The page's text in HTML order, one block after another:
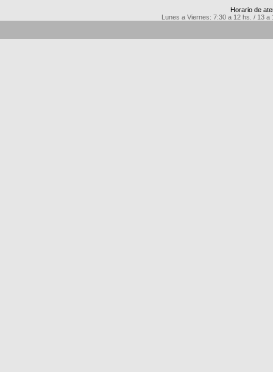
Horario de
Lunes a Viernes: 7:30 a 12 hs. / 13 a